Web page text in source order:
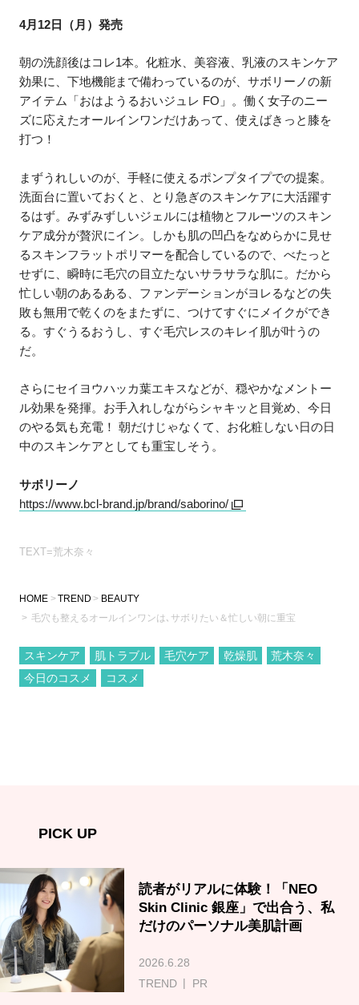
4月12日（月）発売
朝の洗顔後はコレ1本。化粧水、美容液、乳液のスキンケア
効果に、下地機能まで備わっているのが、サボリーノの新
アイテム「おはようるおいジュレ FO」。働く女子のニー
ズに応えたオールインワンだけあって、使えばきっと膝を
打つ！
まずうれしいのが、手軽に使えるポンプタイプでの提案。
洗面台に置いておくと、とり急ぎのスキンケアに大活躍す
るはず。みずみずしいジェルには植物とフルーツのスキン
ケア成分が贅沢にイン。しかも肌の凹凸をなめらかに見せ
るスキンフラットポリマーを配合しているので、べたっと
せずに、瞬時に毛穴の目立たないサラサラな肌に。だから
忙しい朝のあるある、ファンデーションがヨレるなどの失
敗も無用で乾くのをまたずに、つけてすぐにメイクができ
る。すぐうるおうし、すぐ毛穴レスのキレイ肌が叶うの
だ。
さらにセイヨウハッカ葉エキスなどが、穏やかなメントー
ル効果を発揮。お手入れしながらシャキッと目覚め、今日
のやる気も充電！ 朝だけじゃなくて、お化粧しない日の日
中のスキンケアとしても重宝しそう。
サボリーノ
https://www.bcl-brand.jp/brand/saborino/
TEXT=荒木奈々
HOME TREND
BEAUTY
毛穴も整えるオールインワンは､サボりたい＆忙しい朝に重宝
スキンケア 肌トラブル 毛穴ケア 乾燥肌
荒木奈々
今日のコスメ
コスメ
PICK UP
読者がリアルに体験！「NEO
Skin Clinic 銀座」で出合う、私
だけのパーソナル美肌計画
2026.6.28
TREND
PR